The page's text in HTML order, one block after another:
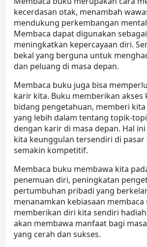
kecerdasan otak, menambah
mendukung perkembangan
Membaca dapat digunakan
meningkatkan kepercayaan diri.
bekal yang berguna untuk
dan peluang di masa depan.
Membaca buku juga bisa
karir kita. Buku memberikan akses
bidang pengetahuan, memberi
yang lebih dalam tentang topik-
dengan karir di masa depan. Hal
kita keunggulan tersendiri di pasar
semakin kompetitif.
Membaca buku membawa kita
penemuan diri, peningkatan
pertumbuhan pribadi yang
menanamkan kebiasaan membaca
memberikan diri kita sendiri
akan membawa manfaat bagi
yang cerah dan sukses.